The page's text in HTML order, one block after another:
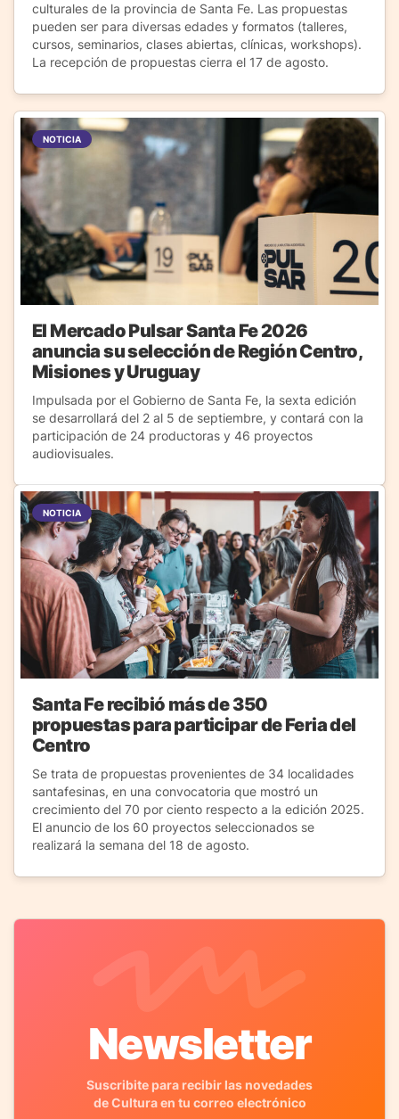
culturales de la provincia de Santa Fe. Las propuestas
pueden ser para diversas edades y formatos (talleres,
cursos, seminarios, clases abiertas, clínicas, workshops).
La recepción de propuestas cierra el 17 de agosto.
NOTICIA
El Mercado Pulsar Santa Fe 2026
anuncia su selección de Región Centro,
Misiones y Uruguay
Impulsada por el Gobierno de Santa Fe, la sexta edición
se desarrollará del 2 al 5 de septiembre, y contará con la
participación de 24 productoras y 46 proyectos
audiovisuales.
NOTICIA
Santa Fe recibió más de 350
propuestas para participar de Feria del
Centro
Se trata de propuestas provenientes de 34 localidades
santafesinas, en una convocatoria que mostró un
crecimiento del 70 por ciento respecto a la edición 2025.
El anuncio de los 60 proyectos seleccionados se
realizará la semana del 18 de agosto.
Newsletter
Suscribite para recibir las novedades
de Cultura en tu correo electrónico